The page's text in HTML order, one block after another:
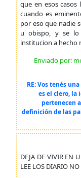
que en esos
cuando es
por eso que nadie
u obispo, y se lo
institucion a hecho
Enviado por:
RE: Vos tenés
es el clero, la
pertenecen
definición de las
DEJA DE VIVIR EN
LEE LOS DIARIO